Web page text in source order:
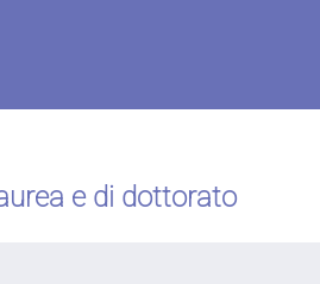
e di dottorato